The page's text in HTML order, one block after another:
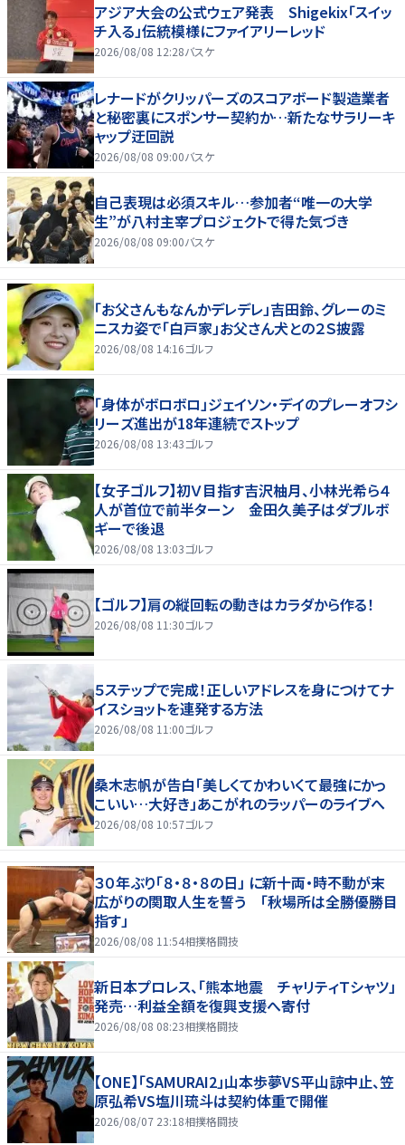
アジア大会の公式ウェア発表 Shigekix「スイッ
チ入る」伝統模様にファイアリーレッド
2026/08/08 12:28バスケ
レナードがクリッパーズのスコアボード製造業者
と秘密裏にスポンサー契約か‬…新たなサラリーキ
ャップ迂回説
2026/08/08 09:00バスケ
自己表現は必須スキル…参加者“唯一の大学
生”が八村主宰プロジェクトで得た気づき
2026/08/08 09:00バスケ
「お父さんもなんかデレデレ」吉田鈴、グレーのミ
ニスカ姿で「白戸家」お父さん犬との２Ｓ披露
2026/08/08 14:16ゴルフ
「身体がボロボロ」ジェイソン・デイのプレーオフシ
リーズ進出が18年連続でストップ
2026/08/08 13:43ゴルフ
【女子ゴルフ】初Ｖ目指す吉沢柚月、小林光希ら４
人が首位で前半ターン 金田久美子はダブルボ
ギーで後退
2026/08/08 13:03ゴルフ
【ゴルフ】肩の縦回転の動きはカラダから作る！
2026/08/08 11:30ゴルフ
５ステップで完成！正しいアドレスを身につけてナ
イスショットを連発する方法
2026/08/08 11:00ゴルフ
桑木志帆が告白「美しくてかわいくて最強にかっ
こいい…大好き」あこがれのラッパーのライブへ
2026/08/08 10:57ゴルフ
３０年ぶり「８・８・８の日」 に新十両・時不動が末
広がりの関取人生を誓う 「秋場所は全勝優勝目
指す」
2026/08/08 11:54相撲格闘技
新日本プロレス、「熊本地震 チャリティＴシャツ」
発売…利益全額を復興支援へ寄付
2026/08/08 08:23相撲格闘技
【ONE】「SAMURAI2」山本歩夢VS平山諒中止、笠
原弘希VS塩川琉斗は契約体重で開催
2026/08/07 23:18相撲格闘技